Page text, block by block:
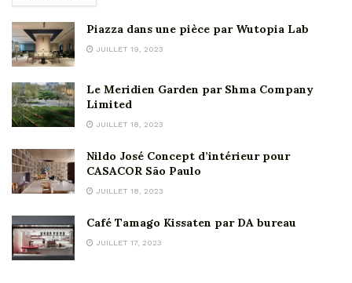
Piazza dans une pièce par Wutopia Lab
JUILLET 19, 2023
Le Meridien Garden par Shma Company
Limited
JUILLET 18, 2023
Nildo José Concept d’intérieur pour
CASACOR São Paulo
JUILLET 18, 2023
Café Tamago Kissaten par DA bureau
JUILLET 17, 2023